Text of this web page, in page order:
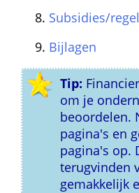
Subsidies/
Bijlagen
Tip:
om je
beoordelen.
pagina's en
pagina's op.
terugvinden
gemakkelijk